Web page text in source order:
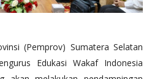
(Pemprov) Sumatera Selatan
Edukasi Wakaf Indonesia